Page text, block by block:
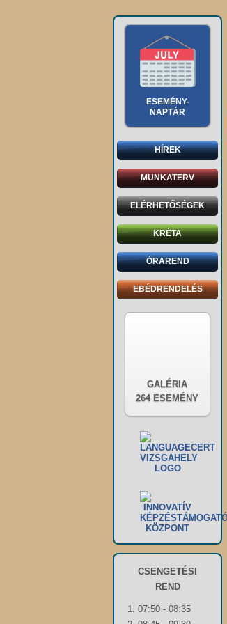
ESEMÉNY-
NAPTÁR
HÍREK
MUNKATERV
ELÉRHETŐSÉGEK
KRÉTA
ÓRAREND
EBÉDRENDELÉS
GALÉRIA
264 ESEMÉNY
CSENGETÉSI
REND
1. 07:50 - 08:35